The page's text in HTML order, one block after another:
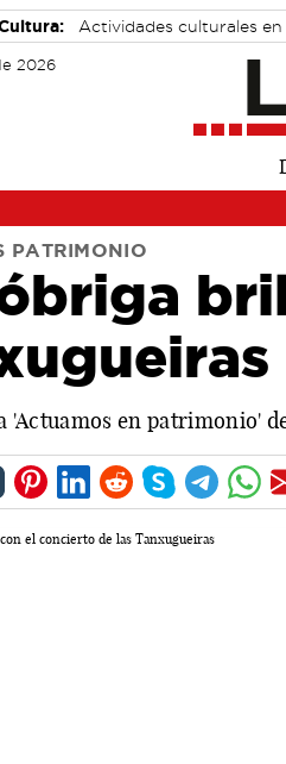
Actividades culturales en
2026
PATRIMONIO
'Actuamos en patrimonio'